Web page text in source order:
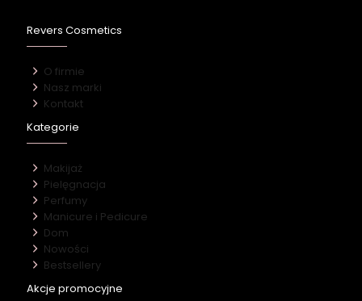
Revers Cosmetics
O firmie
Nasz marki
Kontakt
Kategorie
Makijaż
Pielęgnacja
Perfumy
Manicure i Pedicure
Dom
Nowości
Bestsellery
Akcje promocyjne